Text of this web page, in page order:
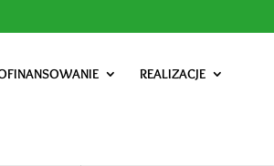
REALIZACJE